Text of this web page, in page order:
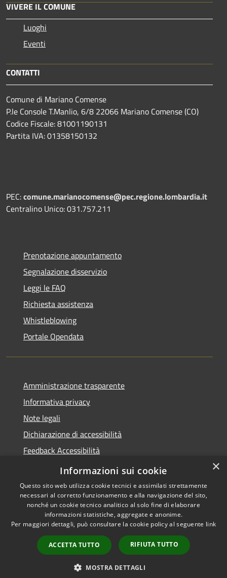
VIVERE IL COMUNE
Luoghi
Eventi
CONTATTI
Comune di Mariano Comense
P.le Console T.Manlio, 6/8 22066 Mariano Comense (CO)
Codice Fiscale: 81001190131
Partita IVA: 01358150132
PEC:comune.marianocomense@pec.regione.lombardia.it
Centralino Unico: 031.757.211
Prenotazione appuntamento
Segnalazione disservizio
Leggi le FAQ
Richiesta assistenza
Whistleblowing
Portale Opendata
Amministrazione trasparente
Informativa privacy
Note legali
Dichiarazione di accessibilità
Feedback Accessibilità
Fatturare al comune
Accessibilità
Le foto nelle pagine sono
concesse dagli autori
presenti supixabay.com
efreepik.com
×
Informazioni sui cookie
Questo sito web utilizza cookie tecnici e assimilati strettamente
necessari al corretto funzionamento e alla navigazione del sito,
nonché un cookie tecnico analitico al solo fine di elaborare
informazioni statistiche, aggregate e anonime.
Per maggiori dettagli, può consultare la cookie policy al seguente link
ACCETTA TUTTO RIFIUTA TUTTO
MOSTRA DETTAGLI